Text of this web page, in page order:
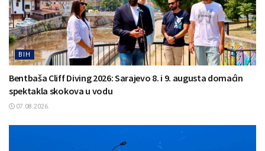
BIH
Bentbaša Cliff Diving 2026: Sarajevo 8. i 9. augusta domaćin
spektakla skokova u vodu
07.08.2026.